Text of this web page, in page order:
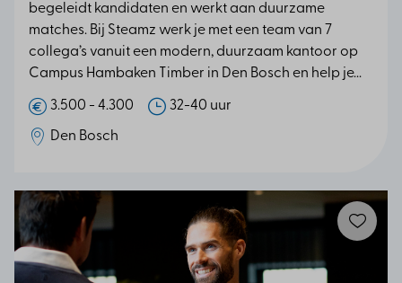
begeleidt kandidaten en werkt aan duurzame
matches. Bij Steamz werk je met een team van 7
collega’s vanuit een modern, duurzaam kantoor op
Campus Hambaken Timber in Den Bosch en help je...
3.500 - 4.300 32-40 uur
Den Bosch